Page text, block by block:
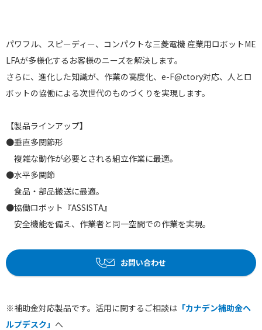
パワフル、スピーディー、コンパクトな三菱電機 産業用ロボットME
LFAが多様化するお客様のニーズを解決します。
さらに、進化した知識が、作業の高度化、e-F@ctory対応、人とロ
ボットの協働による次世代のものづくりを実現します。
【製品ラインアップ】
●垂直多関節形
複雑な動作が必要とされる組立作業に最適。
●水平多関節
食品・部品搬送に最適。
●協働ロボット『ASSISTA』
安全機能を備え、作業者と同一空間での作業を実現。
お問い合わせ
※補助金対応製品です。活用に関するご相談は 「カナデン補助金ヘ
ルプデスク」 へ